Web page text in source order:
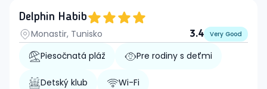
Delphin Habib
Monastir, Tunisko
3.4 Very Good
Piesočnatá pláž Pre rodiny s deťmi
Detský klub Wi-Fi